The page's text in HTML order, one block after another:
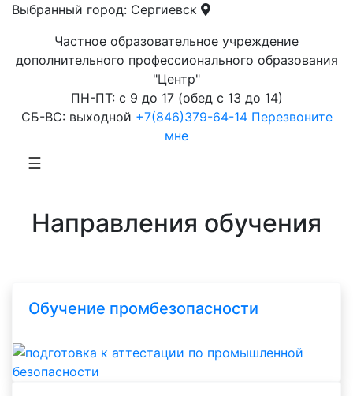
SkipВыбранный город: Сергиевск
Частное образовательное учреждение
дополнительного профессионального образования
"Центр"
ПН-ПТ: с 9 до 17 (обед с 13 до 14)
СБ-ВС: выходной +7(846)379-64-14 Перезвоните
мне
☰
Подготовка
работников
нефтяной
промышленности
Подробнее...
Направления обучения
Обучение промбезопасности